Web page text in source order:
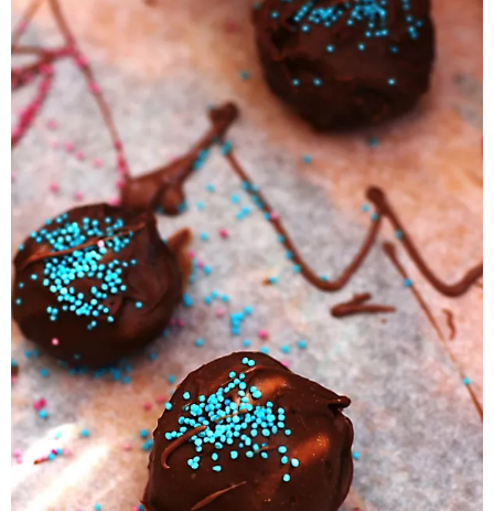
Pieczywo
Przetwory
Posiłki
Zdrowo i fit
Kuchnie świata
SKLEP
Polski